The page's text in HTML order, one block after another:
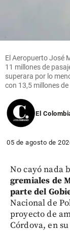
El Aeropuerto José
11 millones de
superara por lo
con 13,5 millones
El
05 de agosto de
No cayó nada
gremiales de
parte del
Nacional de
proyecto de
Córdova, en